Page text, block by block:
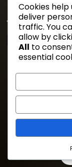
Yuk Follow Kami
Gaya Etam
Tentang Kami
Career
Reporter Trainee
Cookies
deliver
traffic. You
allow by
All to
essential